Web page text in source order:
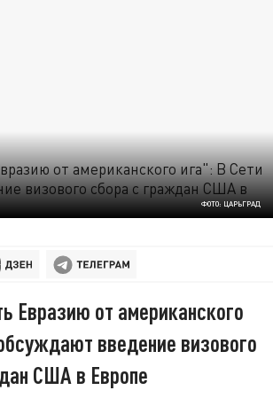
ФОТО: ЦАРЬГРАД
Евразию от американского
введение визового
США в Европе